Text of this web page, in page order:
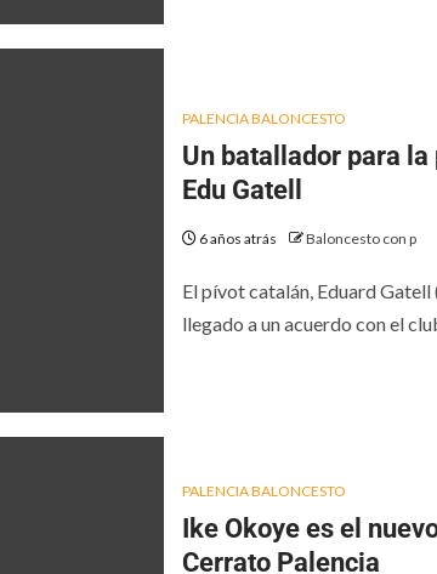
PALENCIA BALONCESTO
Un batallador para
Edu Gatell
6 años atrás Baloncesto con p
El pívot catalán, Eduard Gatell
llegado a un acuerdo con el
PALENCIA BALONCESTO
Ike Okoye es el
Cerrato Palencia